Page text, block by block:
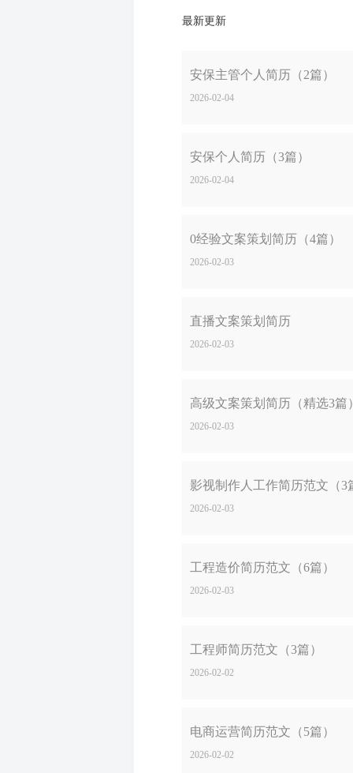
最新更新
安保主管个人简历（2篇）
2026-02-04
安保个人简历（3篇）
2026-02-04
0经验文案策划简历（4篇）
2026-02-03
直播文案策划简历
2026-02-03
高级文案策划简历（精选3篇
2026-02-03
影视制作人工作简历范文（3
2026-02-03
工程造价简历范文（6篇）
2026-02-03
工程师简历范文（3篇）
2026-02-02
电商运营简历范文（5篇）
2026-02-02